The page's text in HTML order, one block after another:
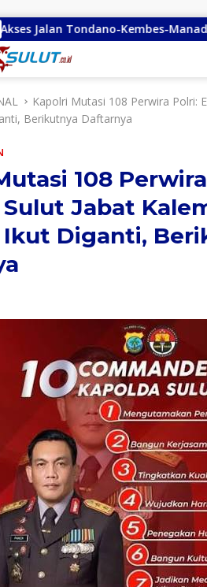
Kembes-Manado Perlu Perhatian
Kapolri Mutasi 108 Perwira Polri:
Berikutnya Daftarnya
108
Sulut Jabat
Ikut Diganti,